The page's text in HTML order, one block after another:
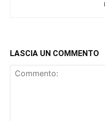
LASCIA UN COMMENTO